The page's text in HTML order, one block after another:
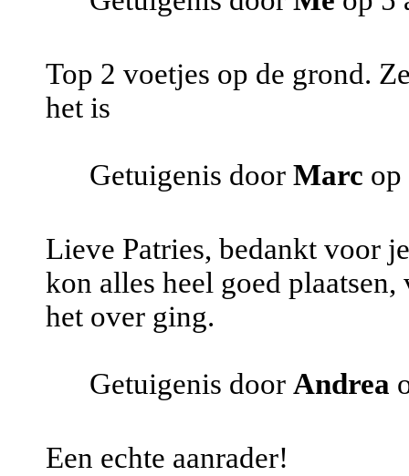
Top 2 voetjes op de grond.
het is
Getuigenis door Marc
Lieve Patries, bedankt voor
kon alles heel goed
het over ging.
Getuigenis door Andrea
Een echte aanrader!